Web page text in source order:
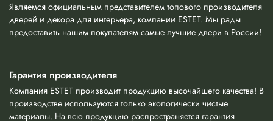
Являемся официальным представителем топового производителя
дверей и декора для интерьера, компании ESTET. Мы рады
предоставить нашим покупателям самые лучшие двери в России!
Гарантия производителя
Компания ESTET производит продукцию высочайшего качества! В
производстве используются только экологически чистые
материалы. На всю продукцию распространяется гарантия